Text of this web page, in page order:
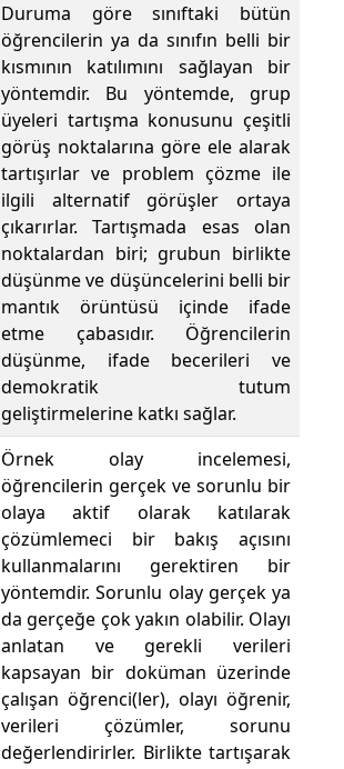
Duruma göre sınıftaki bütün
öğrencilerin ya da sınıfın belli bir
kısmının katılımını sağlayan bir
yöntemdir. Bu yöntemde, grup
üyeleri tartışma konusunu çeşitli
görüş noktalarına göre ele alarak
tartışırlar ve problem çözme ile
ilgili alternatif görüşler ortaya
çıkarırlar. Tartışmada esas olan
noktalardan biri; grubun birlikte
düşünme ve düşüncelerini belli bir
mantık örüntüsü içinde ifade
etme çabasıdır. Öğrencilerin
düşünme, ifade becerileri ve
demokratik tutum
geliştirmelerine katkı sağlar.
Örnek olay incelemesi,
öğrencilerin gerçek ve sorunlu bir
olaya aktif olarak katılarak
çözümlemeci bir bakış açısını
kullanmalarını gerektiren bir
yöntemdir. Sorunlu olay gerçek ya
da gerçeğe çok yakın olabilir. Olayı
anlatan ve gerekli verileri
kapsayan bir doküman üzerinde
çalışan öğrenci(ler), olayı öğrenir,
verileri çözümler, sorunu
değerlendirirler. Birlikte tartışarak